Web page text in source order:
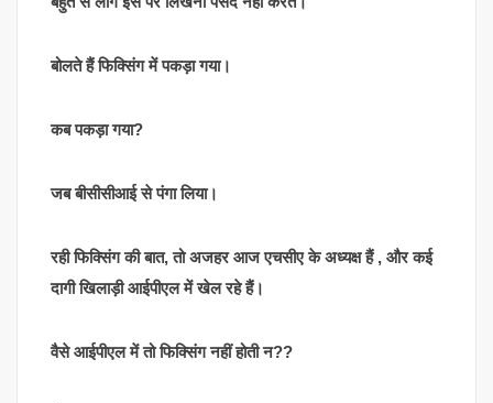
बोलते हैं फिक्सिंग में पकड़ा गया।
कब पकड़ा गया?
जब बीसीसीआई से पंगा लिया।
रही फिक्सिंग की बात, तो अजहर आज एचसीए के अध्यक्ष हैं , और कई
दागी खिलाड़ी आईपीएल में खेल रहे हैं।
वैसे आईपीएल में तो फिक्सिंग नहीं होती न??